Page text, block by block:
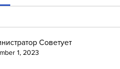
Советует
1, 2023